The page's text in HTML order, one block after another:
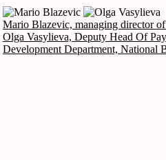
Mario Blazevic, managing director
Olga Vasylieva, Deputy Head Of
Development Department, National